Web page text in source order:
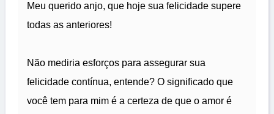
Meu querido anjo, que hoje sua felicidade supere
todas as anteriores!
Não mediria esforços para assegurar sua
felicidade contínua, entende? O significado que
você tem para mim é a certeza de que o amor é